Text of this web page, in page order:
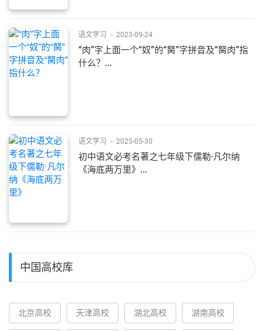
语文学习 - 2023-09-24
“肉”字上面一个“奴”的“胬”字拼音及“胬肉”指
什么？...
语文学习 - 2025-05-30
初中语文必考名著之七年级下儒勒·凡尔纳
《海底两万里》...
中国高校库
北京高校 天津高校 湖北高校 湖南高校